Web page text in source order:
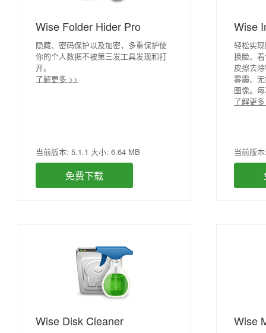
Wise Folder Hider Pro
隐藏、密码保护以及加密，多重保护使
你的个人数据不被第三发工具发现和打
开。
了解更多 >>
当前版本: 5.1.1 大小: 6.64 MB
免费下载
Wise
轻松实
换脸、
皮擦去
雾霾、
图像。
了解更
当前版
Wise Disk Cleaner Wise